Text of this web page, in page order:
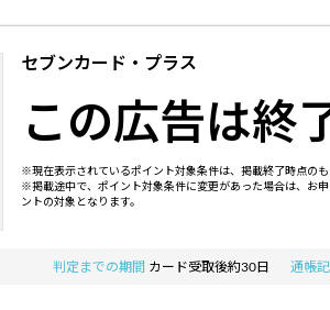
セブンカード・プラス
この広告は終
※現在表示されているポイント対象条件は、掲載終了時点のも
※掲載途中で、ポイント対象条件に変更があった場合は、お
ントの対象となります。
判定までの期間 カード受取後約30日 通帳